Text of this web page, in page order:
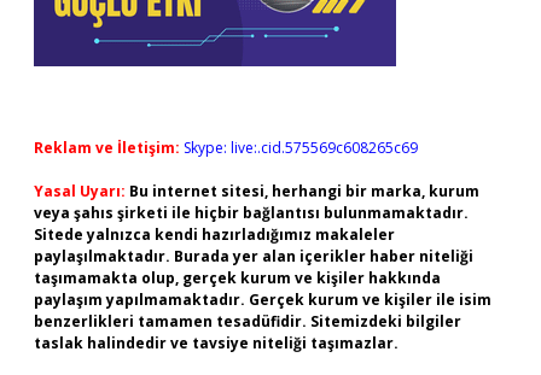
Reklam ve İletişim: Skype: live:.cid.575569c608265c69
Yasal Uyarı: Bu internet sitesi, herhangi bir marka, kurum
veya şahıs şirketi ile hiçbir bağlantısı bulunmamaktadır.
Sitede yalnızca kendi hazırladığımız makaleler
paylaşılmaktadır. Burada yer alan içerikler haber niteliği
taşımamakta olup, gerçek kurum ve kişiler hakkında
paylaşım yapılmamaktadır. Gerçek kurum ve kişiler ile isim
benzerlikleri tamamen tesadüfidir. Sitemizdeki bilgiler
taslak halindedir ve tavsiye niteliği taşımazlar.